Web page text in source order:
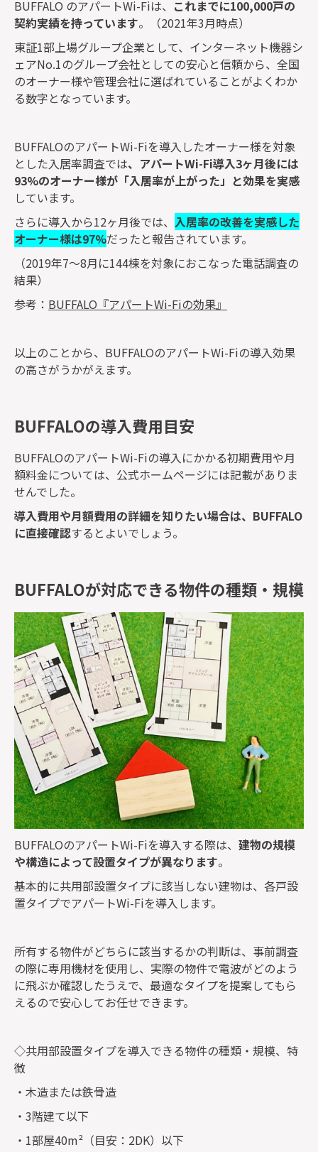
BUFFALO のアパートWi-Fiは、 これまでに100,000戸の
契約実績を持っています。（2021年3月時点）
東証1部上場グループ企業として、インターネット機器シ
ェアNo.1のグループ会社としての安心と信頼から、全国
のオーナー様や管理会社に選ばれていることがよくわか
る数字となっています。
BUFFALOのアパートWi-Fiを導入したオーナー様を対象
とした入居率調査では、アパートWi-Fi導入3ヶ月後には
93%のオーナー様が「入居率が上がった」と効果を実感
しています。
さらに導入から12ヶ月後では、 入居率の改善を実感した
オーナー様は97%だったと報告されています。
（2019年7～8月に144棟を対象におこなった電話調査の
結果）
参考： BUFFALO『アパートWi-Fiの効果』
以上のことから、BUFFALOのアパートWi-Fiの導入効果
の高さがうかがえます。
BUFFALOの導入費用目安
BUFFALOのアパートWi-Fiの導入にかかる初期費用や月
額料金については、公式ホームページには記載がありま
せんでした。
導入費用や月額費用の詳細を知りたい場合は、BUFFALO
に直接確認するとよいでしょう。
BUFFALOが対応できる物件の種類・規模
BUFFALOのアパートWi-Fiを導入する際は、 建物の規模
や構造によって設置タイプが異なります。
基本的に共用部設置タイプに該当しない建物は、各戸設
置タイプでアパートWi-Fiを導入します。
所有する物件がどちらに該当するかの判断は、事前調査
の際に専用機材を使用し、実際の物件で電波がどのよう
に飛ぶか確認したうえで、最適なタイプを提案してもら
えるので安心してお任せできます。
◇共用部設置タイプを導入できる物件の種類・規模、特
徴
・木造または鉄骨造
・3階建て以下
・1部屋40m²（目安：2DK）以下